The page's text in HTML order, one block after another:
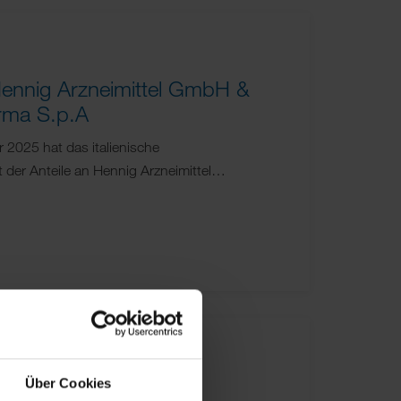
Über Cookies
Arzneimittel GmbH &
S.p.A
2025 hat das italienische
der Anteile an Hennig Arzneimittel…